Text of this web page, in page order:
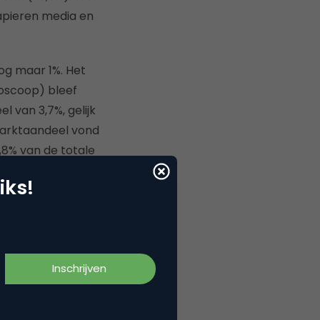
media en
maar 1%. Het
bleef
van 3,7%, gelijk
vond
van de totale